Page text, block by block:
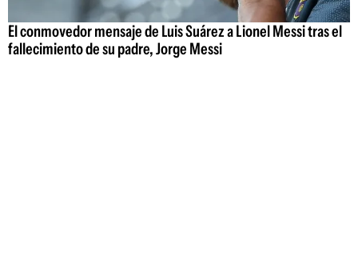
El conmovedor mensaje de Luis Suárez a Lionel Messi tras el
fallecimiento de su padre, Jorge Messi